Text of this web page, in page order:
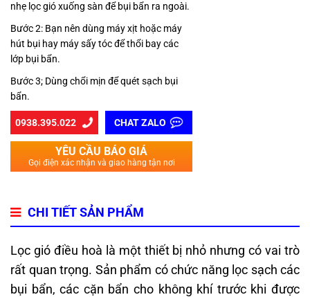
nhẹ lọc gió xuống sàn để bụi bẩn ra ngoài.
Bước 2: Bạn nên dùng máy xịt hoặc máy
hút bụi hay máy sấy tóc để thổi bay các
lớp bụi bẩn.
Bước 3; Dùng chổi mịn để quét sạch bụi
bẩn.
0938.395.022 CHAT ZALO
YÊU CẦU BÁO GIÁ
Gọi điện xác nhận và giao hàng tận nơi
CHI TIẾT SẢN PHẨM
Lọc gió điều hoà là một thiết bị nhỏ nhưng có vai trò
rất quan trọng. Sản phẩm có chức năng lọc sạch các
bụi bẩn, các cặn bẩn cho không khí trước khi được